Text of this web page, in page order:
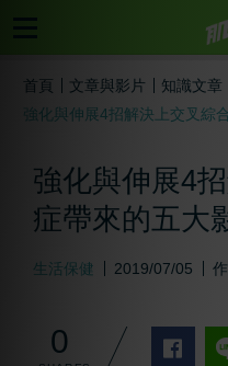
首頁 文章與影片 知識文章
強化與伸展4招解決上交叉綜
強化與伸展4
症帶來的五大
生活保健 2019/07/05
0